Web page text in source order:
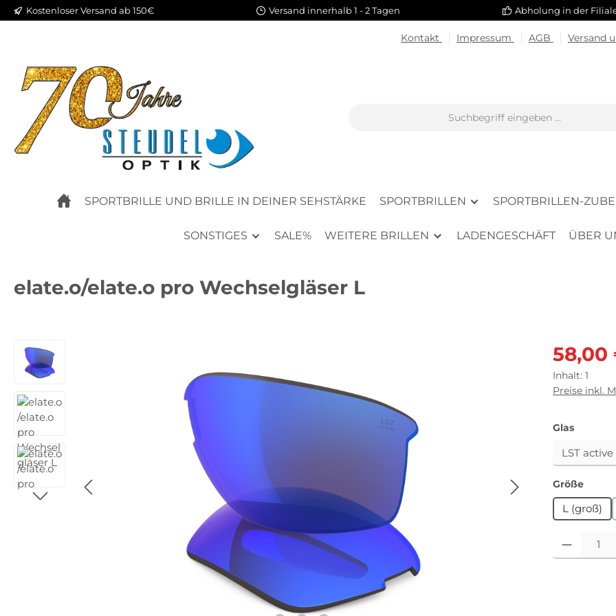
Hauptinhalt springen
Zur Suche springen
Zur Hauptnavigation springen
Kostenloser Versand ab 150€ Versand innerhalb 1 - 2 Tagen Abholung in der
Kontakt Impressum AGB Versand
SPORTBRILLE UND BRILLE IN DEINER SEHSTÄRKE SPORTBRILLEN SPORTBRILLEN-
SONSTIGES SALE% WEITERE BRILLEN LADENGESCHÄFT ÜBER
elate.o/elate.o pro Wechselgläser L
Bildergalerie überspringen 58,00
Inhalt: 1
Preise inkl.
Glas
Größe
L (groß)
Produkt